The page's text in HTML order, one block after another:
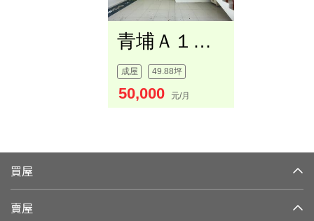
青埔Ａ１８大面寬店面
成屋 49.88坪
50,000 元/月
買屋
賣屋